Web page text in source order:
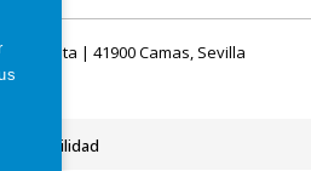
Plata | 41900 Camas, Sevilla
Accesibilidad